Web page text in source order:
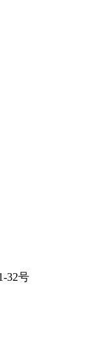
32号